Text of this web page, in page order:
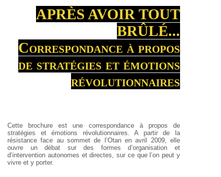
APRÈS AVOIR TOUT
BRÛLÉ...
Correspondance à propos
de stratégies et émotions
révolutionnaires
Cette brochure est une correspondance à propos de
stratégies et émotions révolutionnaires. A partir de la
résistance face au sommet de l’Otan en avril 2009, elle
ouvre un débat sur des formes d’organisation et
d’intervention autonomes et directes, sur ce que l’on peut y
vivre et y porter.